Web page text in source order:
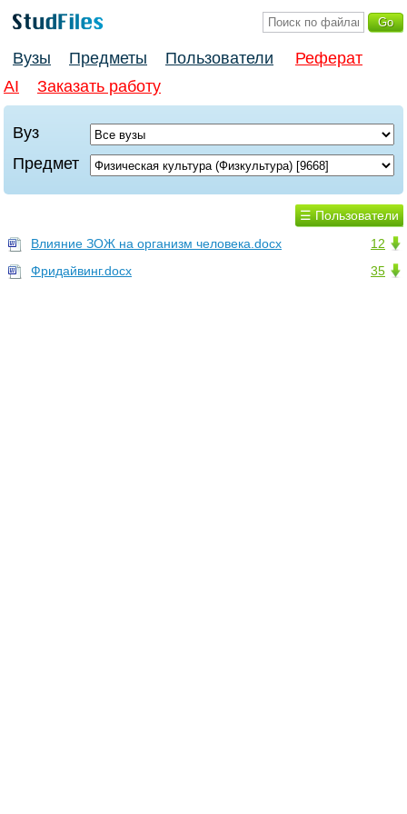
Вузы Предметы Пользователи
Реферат
AI
Заказать работу
Вуз
Предмет
☰ Пользователи
12
Влияние ЗОЖ на организм человека.docx
35
Фридайвинг.docx